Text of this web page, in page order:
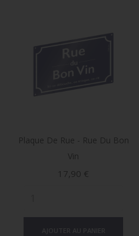
Plaque De Rue - Rue Du Bon
Vin
Prix
17,90 €